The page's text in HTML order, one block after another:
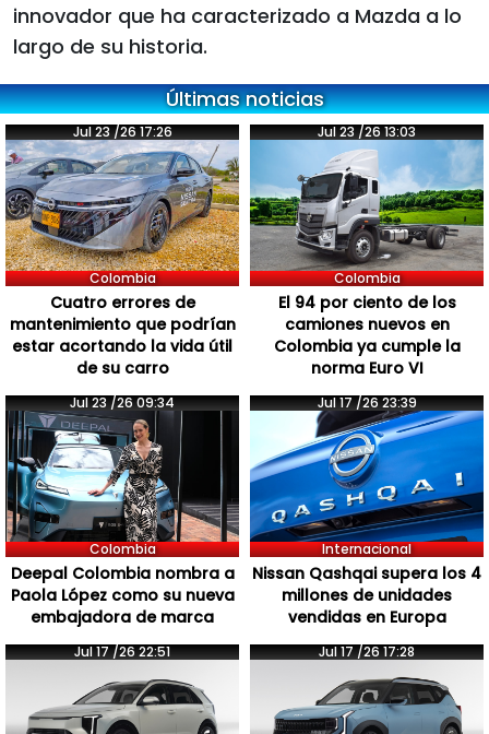
innovador que ha caracterizado a Mazda a lo
largo de su historia.
Últimas noticias
Jul 23 /26 17:26
Colombia
Cuatro errores de
mantenimiento que podrían
estar acortando la vida útil
de su carro
Jul 23 /26 13:03
Colombia
El 94 por ciento de los
camiones nuevos en
Colombia ya cumple la
norma Euro VI
Jul 23 /26 09:34
Colombia
Deepal Colombia nombra a
Paola López como su nueva
embajadora de marca
Jul 17 /26 23:39
Internacional
Nissan Qashqai supera los 4
millones de unidades
vendidas en Europa
Jul 17 /26 22:51 Jul 17 /26 17:28